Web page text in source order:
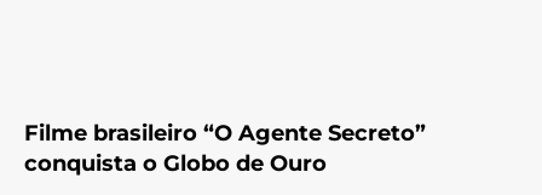
Filme brasileiro “O Agente Secreto”
conquista o Globo de Ouro